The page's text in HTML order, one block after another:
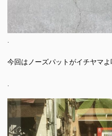
.
今回はノーズパットがイチヤマ
.